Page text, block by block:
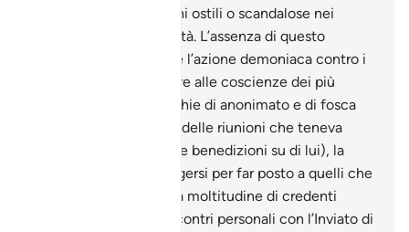
comportamenti e azioni ostili o scandalose nei
confronti della comunità. L’assenza di questo
deterrente può favorire l’azione demoniaca contro i
fedeli, facendo balenare alle coscienze dei più
deboli improbabili nicchie di anonimato e di fosca
impunibilità. Nel corso delle riunioni che teneva
l’Inviato di Allah (pace e benedizioni su di lui), la
gente era restia a stringersi per far posto a quelli che
sopraggiungevano. Una moltitudine di credenti
cercava di ottenere incontri personali con l’Inviato di